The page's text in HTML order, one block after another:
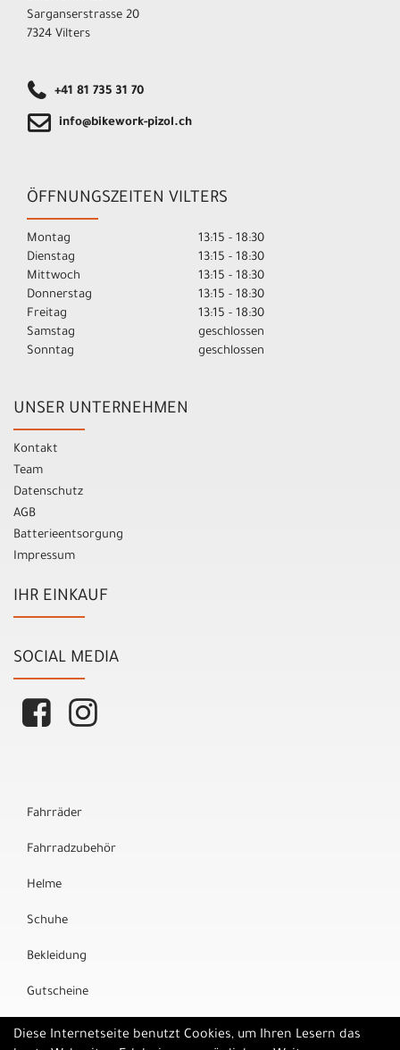
Sarganserstrasse 20
7324 Vilters
+41 81 735 31 70
info@bikework-pizol.ch
ÖFFNUNGSZEITEN VILTERS
Montag
13:15 - 18:30
Dienstag
13:15 - 18:30
Mittwoch
13:15 - 18:30
Donnerstag
13:15 - 18:30
Freitag
13:15 - 18:30
Samstag
geschlossen
Sonntag
geschlossen
UNSER UNTERNEHMEN
Kontakt
Team
Datenschutz
AGB
Batterieentsorgung
Impressum
IHR EINKAUF
SOCIAL MEDIA
Fahrräder
Fahrradzubehör
Helme
Schuhe
Bekleidung
Gutscheine
Marken
Diese Internetseite benutzt Cookies, um Ihren Lesern das